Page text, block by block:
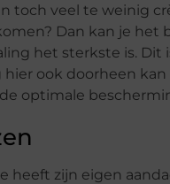
toch veel te weinig
Dan kan je het
het sterkste is. Dit
ook doorheen
optimale
heeft zijn eigen